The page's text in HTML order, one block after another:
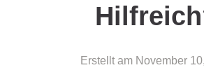
Erstellt am November